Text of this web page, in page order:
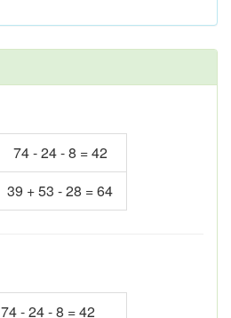
74 - 24 - 8 = 42
39 + 53 - 28 = 64
74 - 24 - 8 = 42